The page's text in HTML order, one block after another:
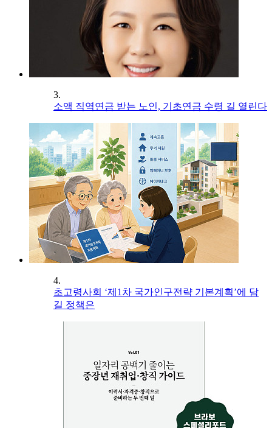
3.
소액 직역연금 받는 노인, 기초연금 수령 길 열린다
4.
초고령사회 ‘제1차 국가인구전략 기본계획’에 담
길 정책은